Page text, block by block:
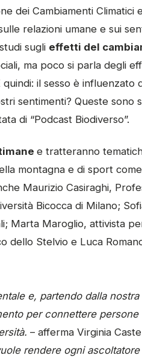
dei Cambiamenti Climatici
relazioni umane e sui
sugli effetti del
ma poco si parla degli
il sesso è influenzato
sentimenti? Queste sono
di “Podcast Biodiverso”.
e tratteranno
montagna e di sport
Maurizio Casiraghi,
Bicocca di Milano;
Marta Maroglio, attivista
dello Stelvio e Luca
e, partendo dalla
per connettere persone
– afferma Virginia
rendere ogni